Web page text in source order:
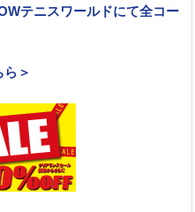
テニスワールドにて全コー
＞